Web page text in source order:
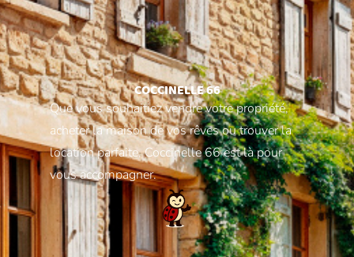
COCCINELLE 66
Que vous souhaitiez vendre votre propriété,
acheter la maison de vos rêves ou trouver la
location parfaite, Coccinelle 66 est là pour
vous accompagner.